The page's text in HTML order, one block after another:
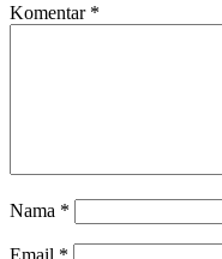
Komentar *
Nama *